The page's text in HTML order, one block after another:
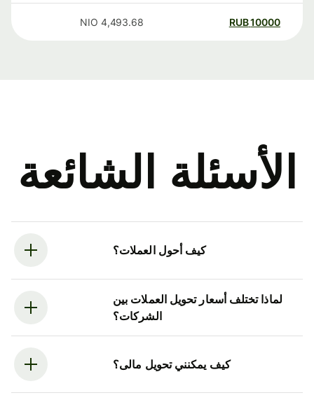
10000
RUB
4,493.68
NIO
الأسئلة الشائعة
كيف أحول العملات؟
لماذا تختلف أسعار تحويل العملات بين
الشركات؟
كيف يمكنني تحويل مالى؟